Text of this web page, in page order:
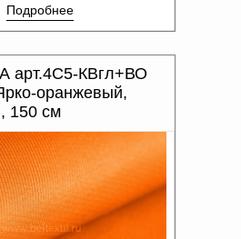
Подробнее
арт.4С5-КВгл+ВО
оранжевый,
150 см